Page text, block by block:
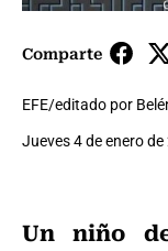
Comparte
EFE/editado por
Jueves 4 de enero
Un niño